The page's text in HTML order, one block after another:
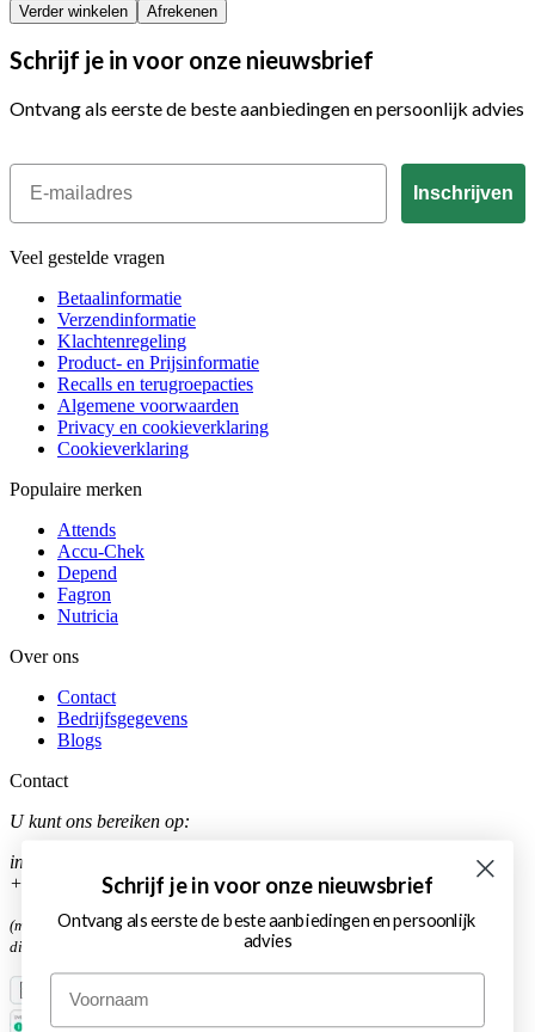
Verder winkelen
Afrekenen
Schrijf je in voor onze nieuwsbrief
Ontvang als eerste de beste aanbiedingen en persoonlijk advies
Email
Inschrijven
Veel gestelde vragen
Betaalinformatie
Verzendinformatie
Klachtenregeling
Product- en Prijsinformatie
Recalls en terugroepacties
Algemene voorwaarden
Privacy en cookieverklaring
Cookieverklaring
Populaire merken
Attends
Accu-Chek
Depend
Fagron
Nutricia
Over ons
Contact
Bedrijfsgegevens
Blogs
Contact
U kunt ons bereiken op:
info@medimart.nl (niet.be)
+31704271302
(ma 10:00-12:00uur,
di-vr 9:00-12:00uur)
Schrijf je in voor onze nieuwsbrief
Ontvang als eerste de beste aanbiedingen en persoonlijk
advies
Voornaam